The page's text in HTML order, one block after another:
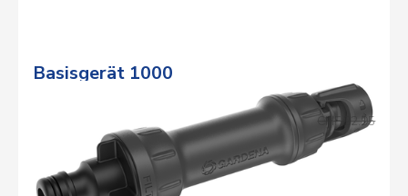
Basisgerät 1000
CHF 20.95
CHF 22.95
DETAILS